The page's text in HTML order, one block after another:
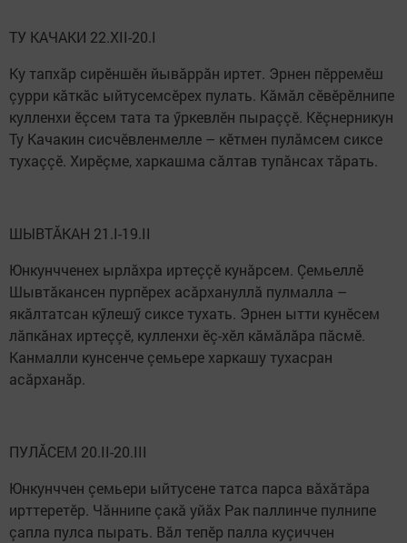
ТУ КАЧАКИ 22.XII-20.I
Ку тапхăр сирӗншӗн йывăррăн иртет. Эрнен пӗрремӗш
çурри кăткăс ыйтусемсӗрех пулать. Кăмăл сӗвӗрӗлнипе
кулленхи ӗçсем тата та ӳркевлӗн пыраççӗ. Кӗçнерникун
Ту Качакин сисчӗвленмелле – кӗтмен пулăмсем сиксе
тухаççӗ. Хирӗçме, харкашма сăлтав тупăнсах тăрать.
ШЫВТĂКАН 21.I-19.II
Юнкунчченех ырлăхра иртеççӗ кунăрсем. Çемьеллӗ
Шывтăкансен пурпӗрех асăрхануллă пулмалла –
якăлтатсан кӳ­лешӳ сиксе тухать. Эрнен ытти кунӗсем
лăпкăнах иртеççӗ, кулленхи ӗç-хӗл кăмăлăра пăсмӗ.
Канмалли кунсенче çемьере харкашу тухасран
асăрханăр.
ПУЛĂСЕМ 20.II-20.III
Юнкунччен çемьери ыйтусене татса парса вăхăтăра
ирттеретӗр. Чăннипе çакă уйăх Рак паллинче пулнипе
çапла пулса пырать. Вăл тепӗр палла куçиччен